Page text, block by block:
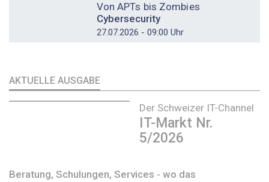
Von APTs bis Zombies
Cybersecurity
27.07.2026 - 09:00 Uhr
AKTUELLE AUSGABE
Der Schweizer IT-Channel
IT-Markt Nr.
5/2026
Beratung, Schulungen, Services - wo das